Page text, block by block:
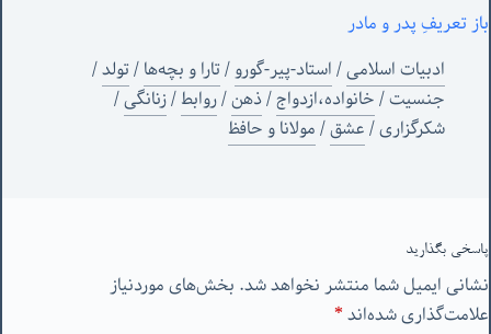
باز تعریفِ پدر و مادر
ادبیات اسلامی/استاد-پیر-گورو/تارا و بچه‌ها/تولد/
جنسیت/خانواده،ازدواج/ذهن/روابط/زنانگی/
شکرگزاری/عشق/مولانا و حافظ
پاسخی بگذارید
نشانی ایمیل شما منتشر نخواهد شد. بخش‌های موردنیاز
علامت‌گذاری شده‌اند*